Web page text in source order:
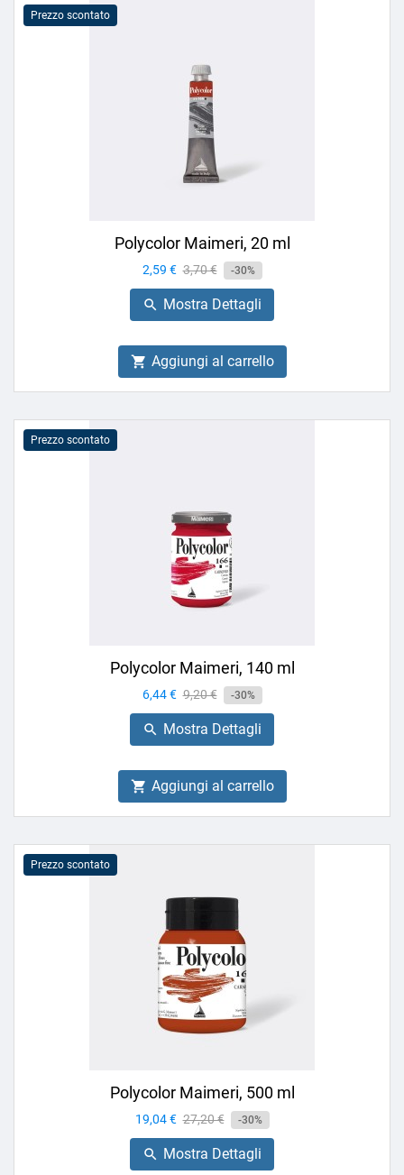
Prezzo scontato
Polycolor Maimeri, 20 ml
Prezzo
2,59 € Prezzo
base
3,70 € -30%
 Mostra Dettagli
 Aggiungi al carrello
Prezzo scontato
Polycolor Maimeri, 140 ml
Prezzo
6,44 € Prezzo
base
9,20 € -30%
 Mostra Dettagli
 Aggiungi al carrello
Prezzo scontato
Polycolor Maimeri, 500 ml
Prezzo
19,04 € Prezzo
base
27,20 € -30%
 Mostra Dettagli